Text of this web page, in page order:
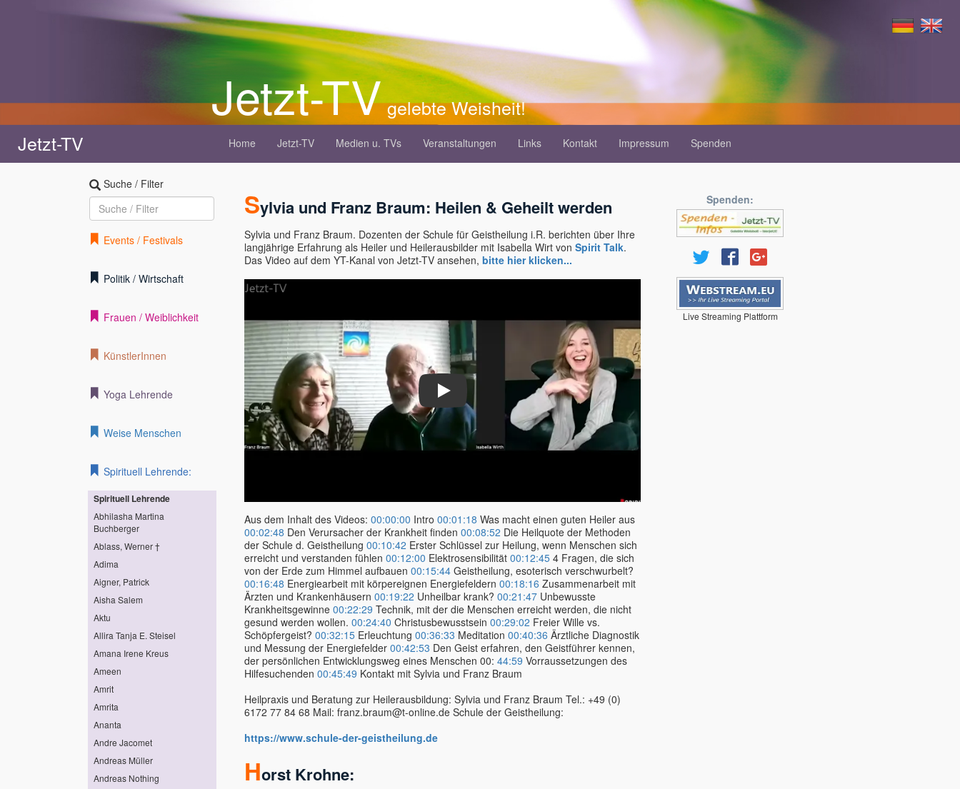
Jetzt-TV gelebte Weisheit!
Jetzt-TV
Home Jetzt-TV Medien u. TVs Veranstaltungen Links Kontakt Impressum Spenden
Suche / Filter
Events / Festivals
Politik / Wirtschaft
Frauen / Weiblichkeit
KünstlerInnen
Yoga Lehrende
Weise Menschen
Spirituell Lehrende:
Spirituell Lehrende
Abhilasha Martina
Buchberger
Ablass, Werner †
Adima
Aigner, Patrick
Aisha Salem
Aktu
Allira Tanja E. Steisel
Amana Irene Kreus
Ameen
Amrit
Amrita
Ananta
Andre Jacomet
Andreas Müller
Andreas Nothing
Sylvia und Franz Braum: Heilen & Geheilt werden
Sylvia und Franz Braum. Dozenten der Schule für Geistheilung i.R. berichten über Ihre
langjährige Erfahrung als Heiler und Heilerausbilder mit Isabella Wirt von Spirit Talk.
Das Video auf dem YT-Kanal von Jetzt-TV ansehen, bitte hier klicken...
Play
Aus dem Inhalt des Videos: 00:00:00 Intro 00:01:18 Was macht einen guten Heiler aus
00:02:48 Den Verursacher der Krankheit finden 00:08:52 Die Heilquote der Methoden
der Schule d. Geistheilung 00:10:42 Erster Schlüssel zur Heilung, wenn Menschen sich
erreicht und verstanden fühlen 00:12:00 Elektrosensibilität 00:12:45 4 Fragen, die sich
von der Erde zum Himmel aufbauen 00:15:44 Geistheilung, esoterisch verschwurbelt?
00:16:48 Energiearbeit mit körpereignen Energiefeldern 00:18:16 Zusammenarbeit mit
Ärzten und Krankenhäusern 00:19:22 Unheilbar krank? 00:21:47 Unbewusste
Krankheitsgewinne 00:22:29 Technik, mit der die Menschen erreicht werden, die nicht
gesund werden wollen. 00:24:40 Christusbewusstsein 00:29:02 Freier Wille vs.
Schöpfergeist? 00:32:15 Erleuchtung 00:36:33 Meditation 00:40:36 Ärztliche Diagnostik
und Messung der Energiefelder 00:42:53 Den Geist erfahren, den Geistführer kennen,
der persönlichen Entwicklungsweg eines Menschen 00: 44:59 Vorraussetzungen des
Hilfesuchenden 00:45:49 Kontakt mit Sylvia und Franz Braum
Heilpraxis und Beratung zur Heilerausbildung: Sylvia und Franz Braum Tel.: +49 (0)
6172 77 84 68 Mail: franz.braum@t-online.de Schule der Geistheilung:
https://www.schule-der-geistheilung.de
Horst Krohne:
Spenden:
Live Streaming Plattform